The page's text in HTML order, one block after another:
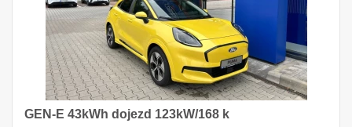
GEN-E 43kWh dojezd 123kW/168 k